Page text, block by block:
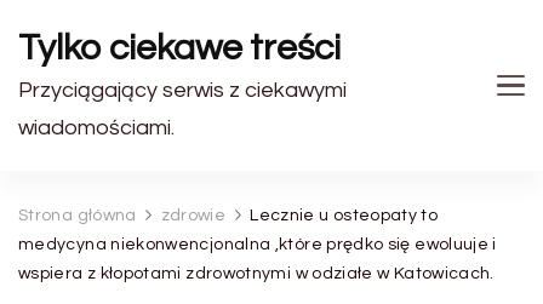
Tylko ciekawe treści
Przyciągający serwis z ciekawymi
wiadomościami.
Strona główna zdrowie
Lecznie u osteopaty to
medycyna niekonwencjonalna ,które prędko się ewoluuje i
wspiera z kłopotami zdrowotnymi w odziałe w Katowicach.